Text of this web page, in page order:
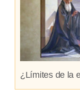
¿Límites de la